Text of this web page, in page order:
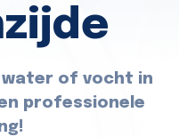
water of vocht in
professionele